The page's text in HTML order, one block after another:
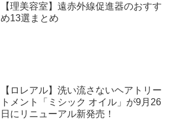
【理美容室】遠赤外線促進器のおすす
め13選まとめ
【ロレアル】洗い流さないヘアトリー
トメント「ミシック オイル」が9月26
日にリニューアル新発売！